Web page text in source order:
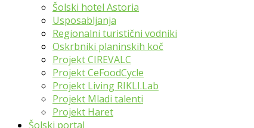
Šolski hotel Astoria
Usposabljanja
Regionalni turistični vodniki
Oskrbniki planinskih koč
Projekt CIREVALC
Projekt CeFoodCycle
Projekt Living RIKLI.Lab
Projekt Mladi talenti
Projekt Haret
Šolski portal